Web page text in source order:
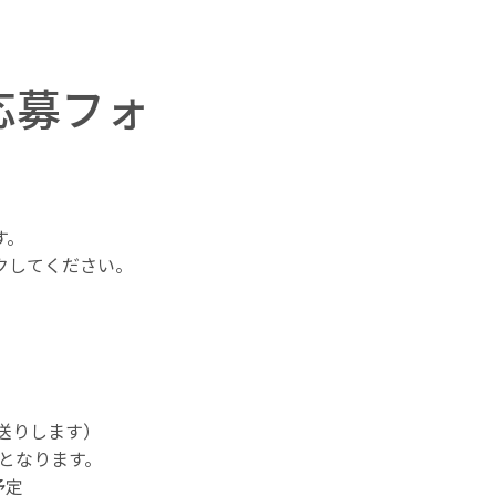
フォ
てください。
します）
ります。